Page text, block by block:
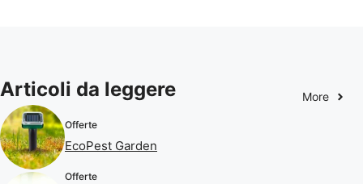
Articoli da leggere More
Offerte
EcoPest Garden
Offerte